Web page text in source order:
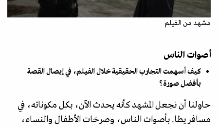
مشهد من الفيلم
أصوات الناس
كيف أسهمت التجارب الحقيقية خلال الفيلم، في إيصال القصة
بأفضل صورة؟
حاولنا أن نجعل المشهد كأنه يحدث الآن، بكل مكوناته، في
مسافر يطا. بأصوات الناس، وصرخات الأطفال والنساء،